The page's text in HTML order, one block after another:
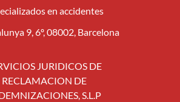
en accidentes
9, 6º, 08002, Barcelona
JURIDICOS DE
RECLAMACION DE
S.L.P